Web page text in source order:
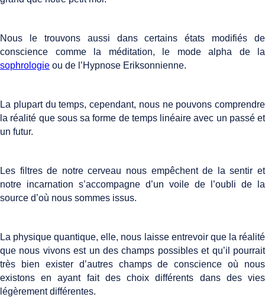
Nous le trouvons aussi dans certains états modifiés de
conscience comme la méditation, le mode alpha de la
sophrologie ou de l’Hypnose Eriksonnienne.
La plupart du temps, cependant, nous ne pouvons comprendre
la réalité que sous sa forme de temps linéaire avec un passé et
un futur.
Les filtres de notre cerveau nous empêchent de la sentir et
notre incarnation s’accompagne d’un voile de l’oubli de la
source d’où nous sommes issus.
La physique quantique, elle, nous laisse entrevoir que la réalité
que nous vivons est un des champs possibles et qu’il pourrait
très bien exister d’autres champs de conscience où nous
existons en ayant fait des choix différents dans des vies
légèrement différentes.